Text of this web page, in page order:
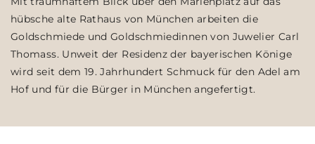
hübsche alte Rathaus von München arbeiten die
Goldschmiede und Goldschmiedinnen von Juwelier Carl
Thomass. Unweit der Residenz der bayerischen Könige
wird seit dem 19. Jahrhundert Schmuck für den Adel am
Hof und für die Bürger in München angefertigt.